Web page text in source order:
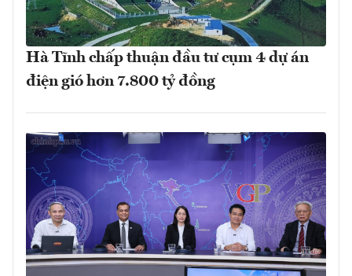
Hà Tĩnh chấp thuận đầu tư cụm 4 dự án
điện gió hơn 7.800 tỷ đồng